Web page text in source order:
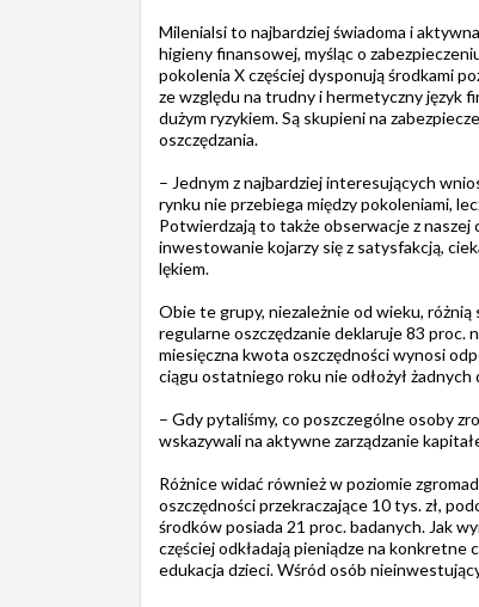
Milenialsi to najbardziej świadoma i
higieny finansowej, myśląc o
pokolenia X częściej dysponują środkami
ze względu na trudny i hermetyczny język
dużym ryzykiem. Są skupieni na
oszczędzania.
– Jednym z najbardziej interesujących
rynku nie przebiega między pokoleniami,
Potwierdzają to także obserwacje z
inwestowanie kojarzy się z satysfakcją,
lękiem.
Obie te grupy, niezależnie od wieku,
regularne oszczędzanie deklaruje 83
miesięczna kwota oszczędności wynosi
ciągu ostatniego roku nie odłożył
– Gdy pytaliśmy, co poszczególne osoby
wskazywali na aktywne zarządzanie
Różnice widać również w poziomie
oszczędności przekraczające 10 tys. zł,
środków posiada 21 proc. badanych. Jak
częściej odkładają pieniądze na konkretne
edukacja dzieci. Wśród osób